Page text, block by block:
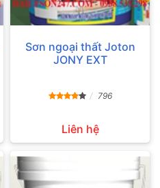
Sơn ngoại thất Joton
JONY EXT
796
Liên hệ